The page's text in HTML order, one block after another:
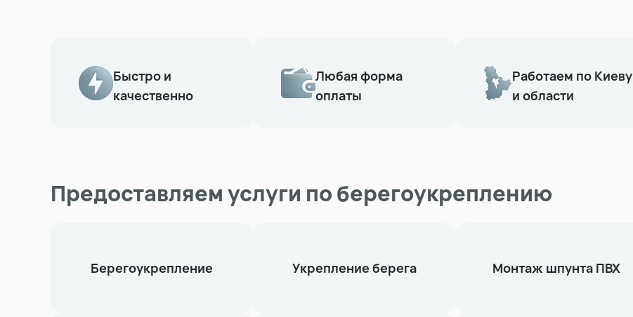
Быстро и
качественно
Любая форма
оплаты
Работаем по Киеву
и области
Предоставляем услуги по берегоукреплению
Берегоукрепление Укрепление берега Монтаж шпунта ПВХ